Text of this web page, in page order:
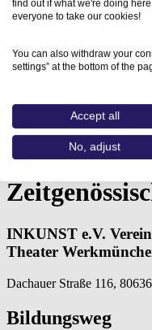
Aus- und
Zeitgenössisches
INKUNST e.V.
Theater
Dachauer Straße 116,
Bildungsweg
find out if what we're doing
everyone to take our cookies!
You can also withdraw your
settings” at the bottom of the
Accept all
No, adjust